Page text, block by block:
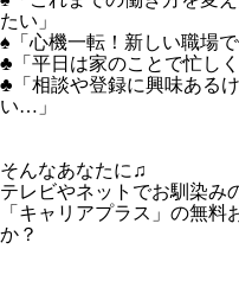
たい」
♠「心機一転！新しい職場で
♣「平日は家のことで忙し
♣「相談や登録に興味ある
い…」
そんなあなたに♫
テレビやネットでお馴染
「キャリアプラス」の無
か？